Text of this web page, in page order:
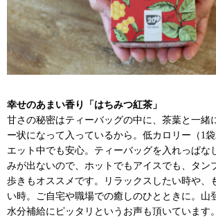
幸せのあまい香り「はちみつ紅茶」
甘さの秘密はティーバッグの中に、茶葉と一緒
ー状になって入っているから。低カロリー（1
エット中でも安心。ティーバッグを入れっぱな
みが出ないので、ホットでもアイスでも、タン
歩きもオススメです。リラックスしたい時や、
い時。ご自宅や職場での癒しのひとときに。山
水分補給にピッタリというお声も頂いています